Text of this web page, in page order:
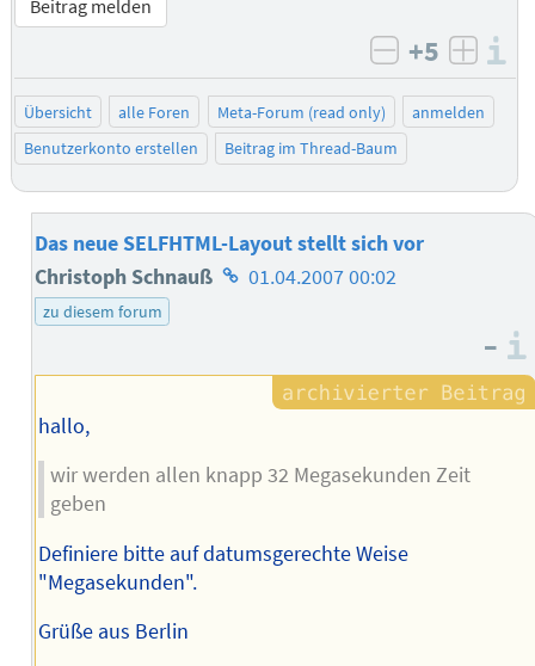
Beitrag melden
negativ
+5
Übersicht alle Foren Meta-Forum (read only)
anmelden
Benutzerkonto erstellen
Beitrag im Thread-Baum
Das neue SELFHTML-Layout stellt sich vor
Christoph Schnauß Homepage
01.04.2007 00:02
zu diesem forum
–
hallo,
wir werden allen knapp 32 Megasekunden Zeit
geben
Definiere bitte auf datumsgerechte Weise
"Megasekunden".
Grüße aus Berlin